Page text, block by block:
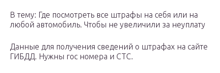
В тему: Где посмотреть все штрафы на себя или на
любой автомобиль. Чтобы не увеличили за неуплату
Данные для получения сведений о штрафах на сайте
ГИБДД. Нужны гос номера и СТС.